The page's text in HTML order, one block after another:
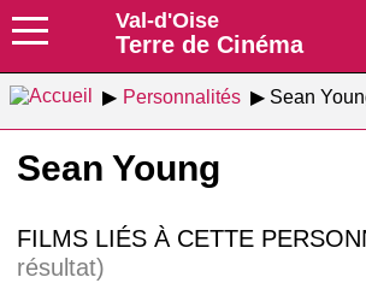
Val-d'Oise
Terre de Cinéma
Personnalités Sean
Sean Young
FILMS LIÉS À CETTE
résultat)